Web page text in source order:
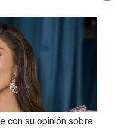
con su opinión sobre